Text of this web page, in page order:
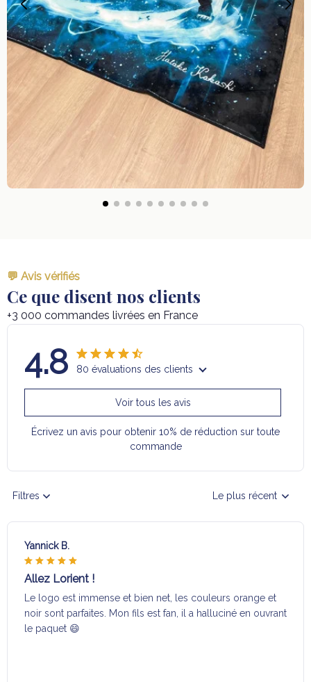
💬 Avis vérifiés
Ce que disent nos clients
+3 000 commandes livrées en France
4.8 80 évaluations des clients
Voir tous les avis
Écrivez un avis pour obtenir 10% de réduction sur toute
commande
Filtres Le plus récent
Yannick B.
Allez Lorient !
Le logo est immense et bien net, les couleurs orange et
noir sont parfaites. Mon fils est fan, il a halluciné en ouvrant
le paquet 😄